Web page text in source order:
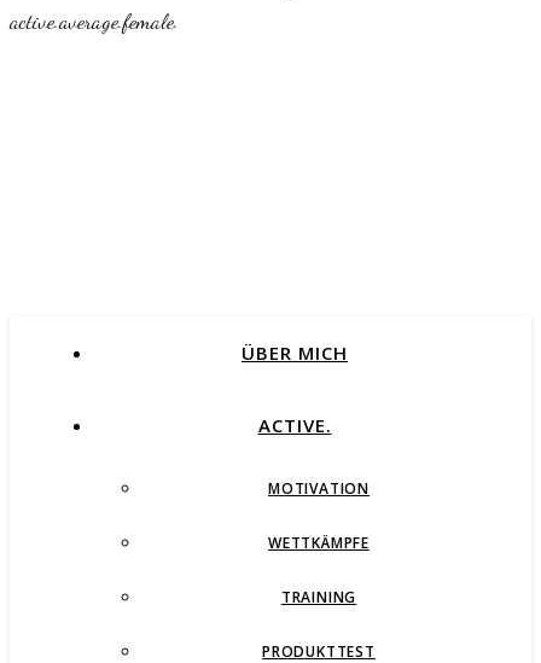
active.average.female.
ÜBER MICH
ACTIVE.
MOTIVATION
WETTKÄMPFE
TRAINING
PRODUKTTEST